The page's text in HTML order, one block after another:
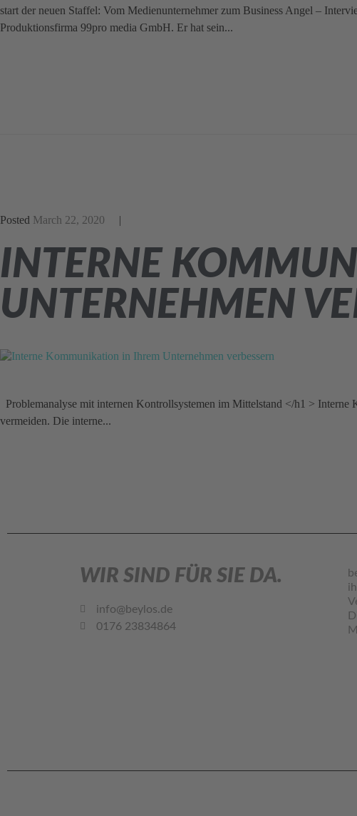
start der neuen Staffel: Vom Medienunternehmer zum Business Angel –
Produktionsfirma 99pro media GmbH. Er hat sein...
Posted March 22, 2020
INTERNE
UNTERNEHMEN
Problemanalyse mit internen Kontrollsystemen im Mittelstand </h1 >
vermeiden. Die interne...
WIR SIND FÜR SIE DA.
info@beylos.de
0176 23834864